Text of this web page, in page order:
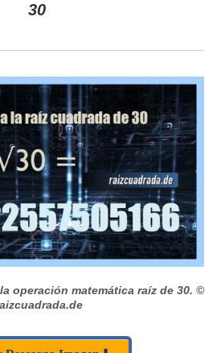
30
operación matemática raíz de 30. ©